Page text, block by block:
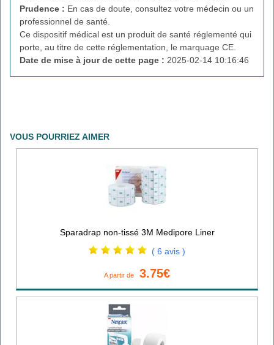
Prudence : En cas de doute, consultez votre médecin ou un
professionnel de santé.
Ce dispositif médical est un produit de santé réglementé qui
porte, au titre de cette réglementation, le marquage CE.
Date de mise à jour de cette page : 2025-02-14 10:16:46
VOUS POURRIEZ AIMER
Sparadrap non-tissé 3M Medipore Liner
( 6 avis )
A partir de 3.75€